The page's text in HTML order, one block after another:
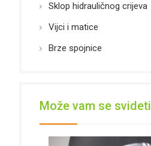
Sklop hidrauličnog crijeva
Vijci i matice
Brze spojnice
Može vam se svideti